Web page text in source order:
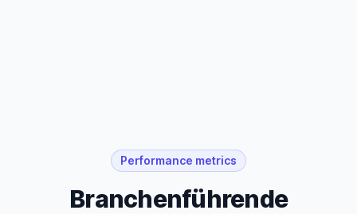
Performance metrics
Branchenführende